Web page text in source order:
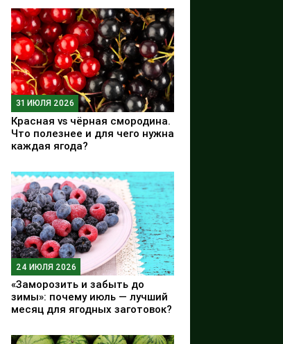
31 ИЮЛЯ 2026
Красная vs чёрная смородина.
Что полезнее и для чего нужна
каждая ягода?
24 ИЮЛЯ 2026
«Заморозить и забыть до
зимы»: почему июль — лучший
месяц для ягодных заготовок?